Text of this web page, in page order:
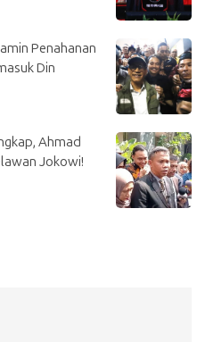
Penahanan
Din
Ahmad
Jokowi!